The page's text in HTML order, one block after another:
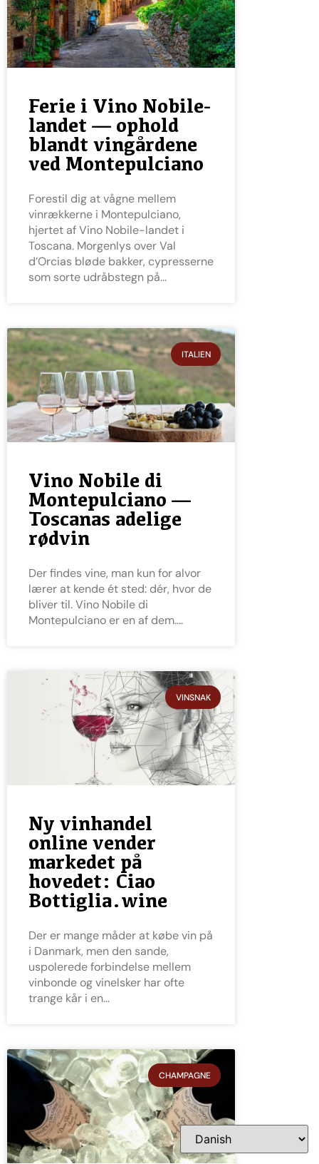
Ferie i Vino Nobile-
landet — ophold
blandt vingårdene
ved Montepulciano
Forestil dig at vågne mellem
vinrækkerne i Montepulciano,
hjertet af Vino Nobile-landet i
Toscana. Morgenlys over Val
d’Orcias bløde bakker, cypresserne
som sorte udråbstegn på
ITALIEN
Vino Nobile di
Montepulciano —
Toscanas adelige
rødvin
Der findes vine, man kun for alvor
lærer at kende ét sted: dér, hvor de
bliver til. Vino Nobile di
Montepulciano er en af dem.
VINSNAK
Ny vinhandel
online vender
markedet på
hovedet: Ciao
Bottiglia.wine
Der er mange måder at købe vin på
i Danmark, men den sande,
uspolerede forbindelse mellem
vinbonde og vinelsker har ofte
trange kår i en
CHAMPAGNE